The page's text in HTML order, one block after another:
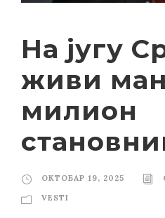
На југу
живи
милион
ОКТОБАР 19, 2025
VESTI